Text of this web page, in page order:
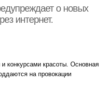
о новых
интернет.
конкурсами красоты. Основная
на провокации